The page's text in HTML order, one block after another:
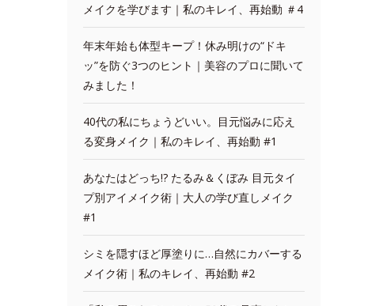
メイクを学びます｜私のキレイ、再始動 ＃4
年末年始も体型キープ！休み明けの“ドキ
ッ”を防ぐ3つのヒント｜美容のプロに聞いて
みました！
40代の私にちょうどいい。目元悩みに応え
る変身メイク｜私のキレイ、再始動 #1
あなたはどっち!? たるみ＆くぼみ 目元タイ
プ別アイメイク術｜大人の学び直しメイク
#1
シミを隠すほど厚塗りに…自然にカバーする
メイク術｜私のキレイ、再始動 #2